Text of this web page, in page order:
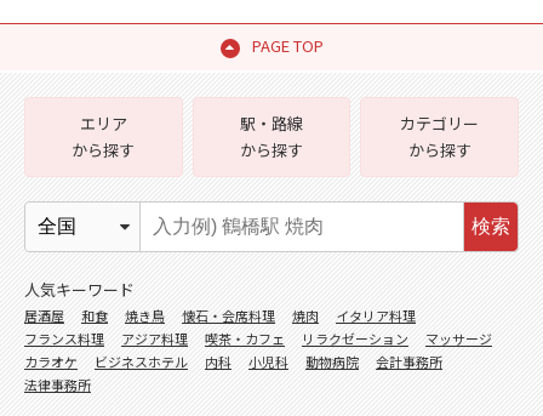
PAGE TOP
エリア
から探す
駅・路線
から探す
カテゴリー
から探す
検索
人気キーワード
居酒屋 和食 焼き鳥 懐石・会席料理 焼肉
イタリア料理
フランス料理
アジア料理 喫茶・カフェ リラクゼーション
マッサージ
カラオケ
ビジネスホテル 内科 小児科 動物病院
会計事務所
法律事務所